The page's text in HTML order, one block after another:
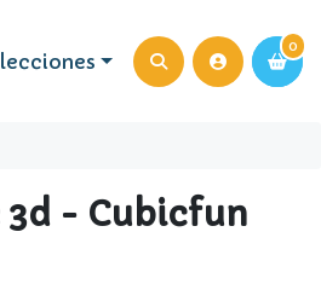
0
0
3d - Cubicfun